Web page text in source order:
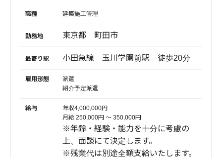
職種 建築施工管理
勤務地 東京都 町田市
最寄り駅 小田急線 玉川学園前駅 徒歩20分
雇用形態
派遣
紹介予定派遣
給与
年収4,000,000円
月給 250,000円 〜 350,000円
※年齢・経験・能力を十分に考慮の
上、面談にて決定します。
※残業代は別途全額支給いたします。